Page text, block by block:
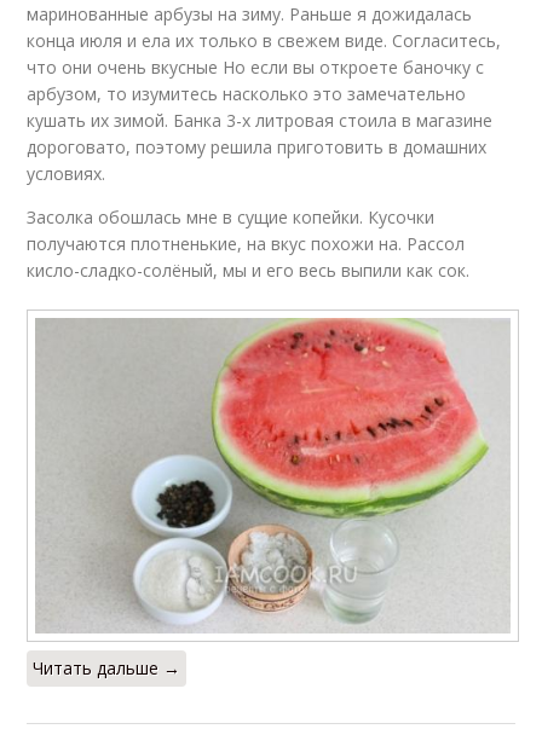
маринованные арбузы на зиму. Раньше я дожидалась
конца июля и ела их только в свежем виде. Согласитесь,
что они очень вкусные Но если вы откроете баночку с
арбузом, то изумитесь насколько это замечательно
кушать их зимой. Банка 3-х литровая стоила в магазине
дороговато, поэтому решила приготовить в домашних
условиях.
Засолка обошлась мне в сущие копейки. Кусочки
получаются плотненькие, на вкус похожи на. Рассол
кисло-сладко-солёный, мы и его весь выпили как сок.
Читать дальше →